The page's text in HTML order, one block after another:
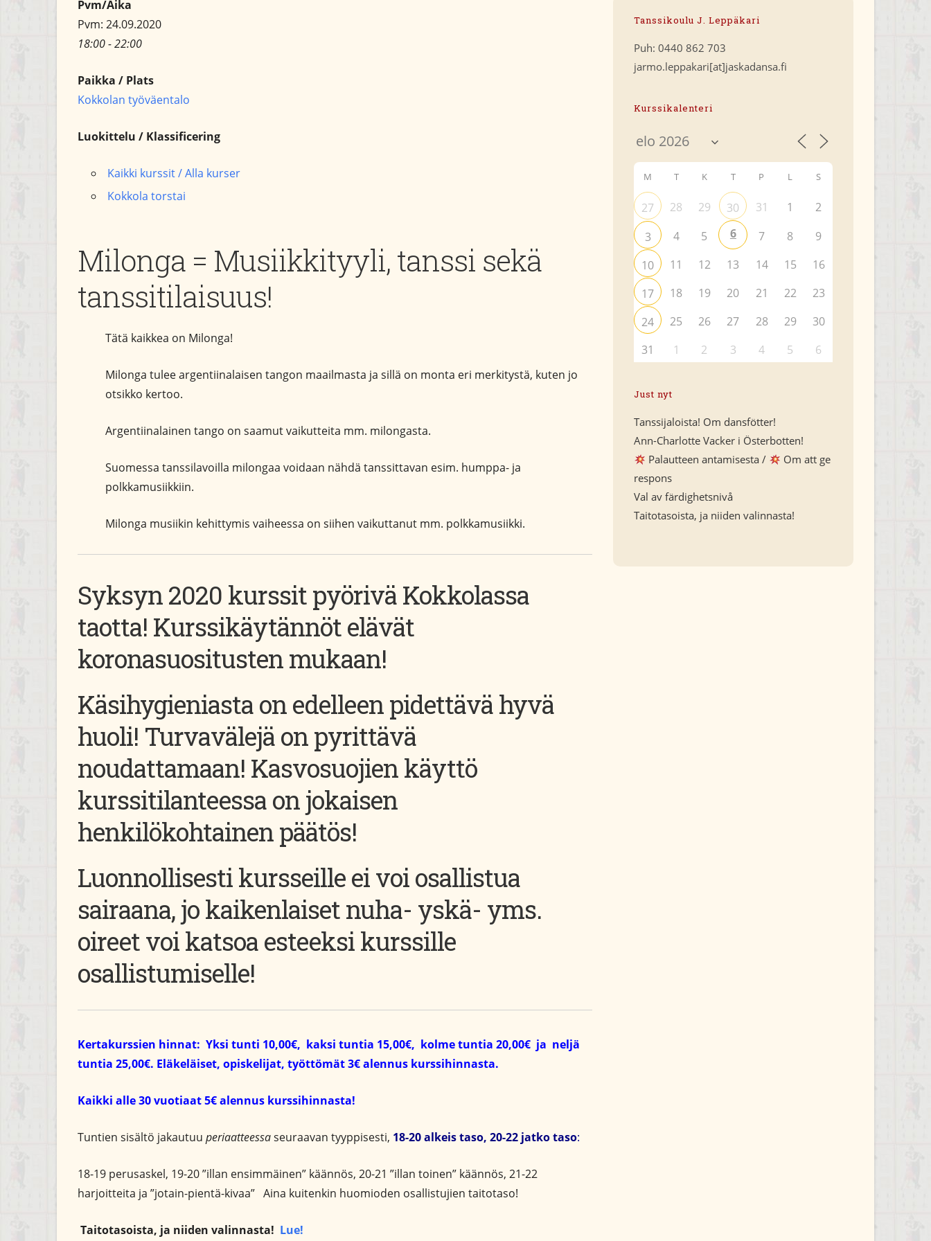
Pvm/Aika
Pvm: 24.09.2020
18:00 - 22:00
Paikka / Plats
Kokkolan työväentalo
Luokittelu / Klassificering
Kaikki kurssit / Alla kurser
Kokkola torstai
Milonga = Musiikkityyli, tanssi sekä
tanssitilaisuus!
Tätä kaikkea on Milonga!
Milonga tulee argentiinalaisen tangon maailmasta ja sillä on monta eri merkitystä, kuten jo
otsikko kertoo.
Argentiinalainen tango on saamut vaikutteita mm. milongasta.
Suomessa tanssilavoilla milongaa voidaan nähdä tanssittavan esim. humppa- ja
polkkamusiikkiin.
Milonga musiikin kehittymis vaiheessa on siihen vaikuttanut mm. polkkamusiikki.
Syksyn 2020 kurssit pyörivä Kokkolassa
taotta! Kurssikäytännöt elävät
koronasuositusten mukaan!
Käsihygieniasta on edelleen pidettävä hyvä
huoli! Turvavälejä on pyrittävä
noudattamaan! Kasvosuojien käyttö
kurssitilanteessa on jokaisen
henkilökohtainen päätös!
Luonnollisesti kursseille ei voi osallistua
sairaana, jo kaikenlaiset nuha- yskä- yms.
oireet voi katsoa esteeksi kurssille
osallistumiselle!
Kertakurssien hinnat: Yksi tunti 10,00€, kaksi tuntia 15,00€, kolme tuntia 20,00€ ja neljä
tuntia 25,00€. Eläkeläiset, opiskelijat, työttömät 3€ alennus kurssihinnasta.
Kaikki alle 30 vuotiaat 5€ alennus kurssihinnasta!
Tuntien sisältö jakautuu periaatteessaseuraavan tyyppisesti, 18-20 alkeis taso, 20-22 jatko taso:
18-19 perusaskel, 19-20 ”illan ensimmäinen” käännös, 20-21 ”illan toinen” käännös, 21-22
harjoitteita ja ”jotain-pientä-kivaa” Aina kuitenkin huomioden osallistujien taitotaso!
Taitotasoista, ja niiden valinnasta! Lue!
Tanssikoulu J. Leppäkari
Puh: 0440 862 703
jarmo.leppakari[at]jaskadansa.fi
Kurssikalenteri
M T K T P L S
27 28 29 30 31 1
2
3
4 5 6 7 8
9
10
11 12 13 14 15
16
17
18 19 20 21 22
23
24
25 26 27 28 29
30
31
1 2 3 4 5 6
Just nyt
Tanssijaloista! Om dansfötter!
Ann-Charlotte Vacker i Österbotten!
Palautteen antamisesta /
Om att ge
respons
Val av färdighetsnivå
Taitotasoista, ja niiden valinnasta!